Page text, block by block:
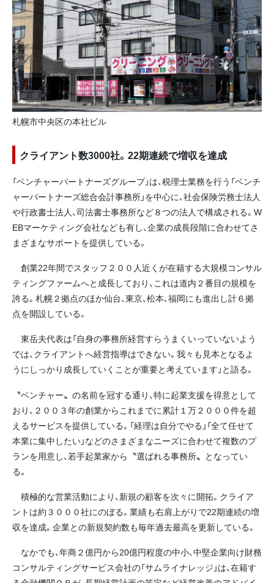
札幌市中央区の本社ビル
クライアント数3000社。22期連続で増収を達成
「ベンチャーパートナーズグループ」は、税理士業務を行う「ベンチ
ャーパートナーズ総合会計事務所」を中心に、社会保険労務士法人
や行政書士法人、司法書士事務所など８つの法人で構成される。W
EBマーケティング会社なども有し、企業の成長段階に合わせてさ
まざまなサポートを提供している。
創業22年間でスタッフ２００人近くが在籍する大規模コンサル
ティングファームへと成長しており、これは道内２番目の規模を
誇る。札幌２拠点のほか仙台、東京、松本、福岡にも進出し計６拠
点を開設している。
東岳夫代表は「自身の事務所経営すらうまくいっていないよう
では、クライアントへ経営指導はできない。我々も見本となるよ
うにしっかり成長していくことが重要と考えています」と語る。
〝ベンチャー〟の名前を冠する通り、特に起業支援を得意として
おり、２００３年の創業からこれまでに累計１万２０００件を超
えるサービスを提供している。「経理は自分でやる」「全て任せて
本業に集中したい」などのさまざまなニーズに合わせて複数のプ
ランを用意し、若手起業家から〝選ばれる事務所〟となってい
る。
積極的な営業活動により、新規の顧客を次々に開拓。クライア
ントは約３０００社にのぼる。業績も右肩上がりで22期連続の増
収を達成。企業との新規契約数も毎年過去最高を更新している。
なかでも、年商２億円から20億円程度の中小、中堅企業向け財務
コンサルティングサービス会社の「サムライナレッジ」は、在籍す